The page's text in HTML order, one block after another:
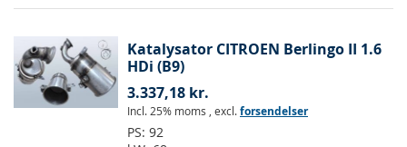
Katalysator CITROEN Berlingo II 1.6
HDi (B9)
3.337,18 kr.
Incl. 25% moms , excl.forsendelser
PS: 92